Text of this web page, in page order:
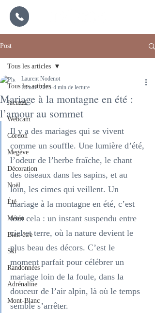
Post
Tous les articles
Jacuzzi
Webcam
Cordon
Megève
Décoration
Noël
Été
Météo
Bien-être
Ski
Randonnées
Adrénaline
Mont-Blanc
Tous les articles
Mariage à la montagne en été :
l’amour au sommet
Laurent Nodenot
13 nov. 2025 4 min de lecture
Il y a des mariages qui se vivent
comme un souffle. Une lumière d’été,
l’odeur de l’herbe fraîche, le chant
des oiseaux dans les sapins, et au
loin, les cimes qui veillent. Un
mariage à la montagne en été, c’est
tout cela : un instant suspendu entre
ciel et terre, où la nature devient le
plus beau des décors. C’est le
moment parfait pour célébrer un
mariage loin de la foule, dans la
douceur de l’air alpin, là où le temps
semble s’arrêter.